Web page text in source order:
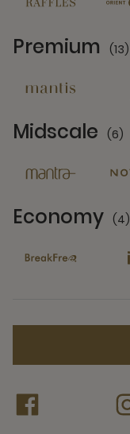
Premium (13)
Midscale (6)
Economy (4)